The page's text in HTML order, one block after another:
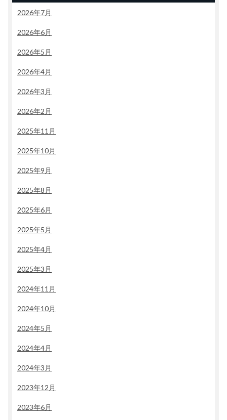
2026年7月
2026年6月
2026年5月
2026年4月
2026年3月
2026年2月
2025年11月
2025年10月
2025年9月
2025年8月
2025年6月
2025年5月
2025年4月
2025年3月
2024年11月
2024年10月
2024年5月
2024年4月
2024年3月
2023年12月
2023年6月